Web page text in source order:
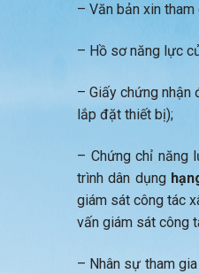
– Văn bản xin
– Hồ sơ năng lực
– Giấy chứng nhận
lắp đặt thiết bị);
– Chứng chỉ năng
trình dân dụng
giám sát công tác
vấn giám sát công
– Nhân sự tham